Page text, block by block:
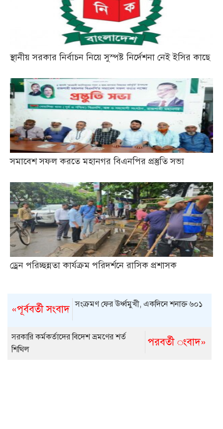
স্থানীয় সরকার নির্বাচন নিয়ে সুস্পষ্ট নির্দেশনা নেই ইসির কাছে
সমাবেশ সফল করতে মহানগর বিএনপির প্রস্তুতি সভা
ড্রেন পরিচ্ছন্নতা কার্যক্রম পরিদর্শনে রাসিক প্রশাসক
«পূর্ববর্তী সংবাদ সংক্রমণ ফের ঊর্ধ্বমুখী, একদিনে শনাক্ত ৬০১
পরবর্তী ংবাদ»
সরকারি কর্মকর্তাদের বিদেশ ভ্রমণের শর্ত
শিথিল